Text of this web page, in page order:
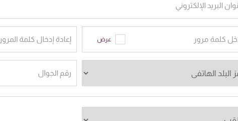
البريد الإلكتروني
كلمة مرور عرض إعادة إدخال كلمة المرور
رقم الجوال